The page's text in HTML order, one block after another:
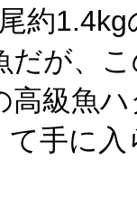
約
が、
高級魚
て手に